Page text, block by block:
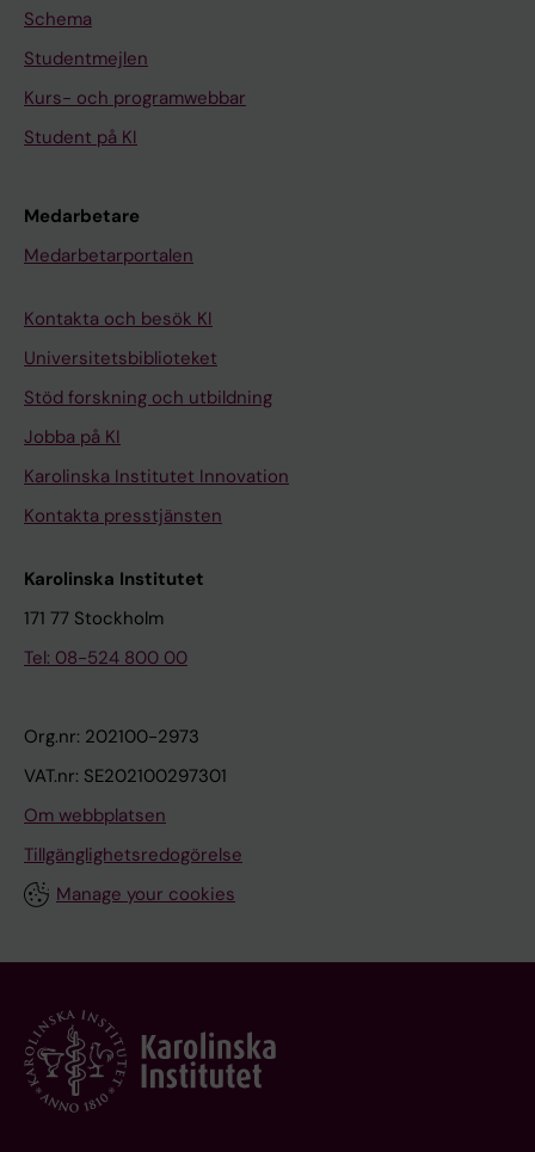
Schema
Studentmejlen
Kurs- och programwebbar
Student på KI
Medarbetare
Medarbetarportalen
Kontakta och besök KI
Universitetsbiblioteket
Stöd forskning och utbildning
Jobba på KI
Karolinska Institutet Innovation
Kontakta presstjänsten
Karolinska Institutet
171 77 Stockholm
Tel: 08-524 800 00
Org.nr: 202100-2973
VAT.nr: SE202100297301
Om webbplatsen
Tillgänglighetsredogörelse
Manage your cookies